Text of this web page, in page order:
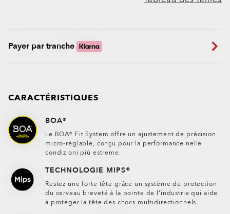
Payer par tranche
CARACTÉRISTIQUES
BOA®
Le BOA® Fit System offre un ajustement de précision
micro-réglable, conçu pour la performance nelle
condizioni più estreme.
TECHNOLOGIE MIPS®
Restez une forte tête grâce un système de protection
du cerveau breveté à la pointe de l'industrie qui aide
à protéger la tête des chocs multidirectionnels.